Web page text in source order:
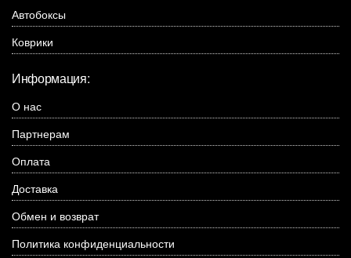
Автобоксы
Коврики
Информация:
О нас
Партнерам
Оплата
Доставка
Обмен и возврат
Политика конфиденциальности